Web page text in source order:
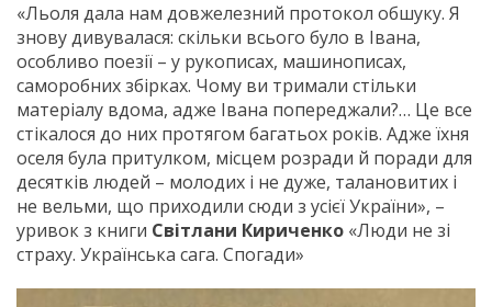
«Льоля дала нам довжелезний протокол обшуку. Я
знову дивувалася: скільки всього було в Івана,
особливо поезії – у рукописах, машинописах,
саморобних збірках. Чому ви тримали стільки
матеріалу вдома, адже Івана попереджали?… Це все
стікалося до них протягом багатьох років. Адже їхня
оселя була притулком, місцем розради й поради для
десятків людей – молодих і не дуже, талановитих і
не вельми, що приходили сюди з усієї України», –
уривок з книги Світлани Кириченко «Люди не зі
страху. Українська сага. Спогади»